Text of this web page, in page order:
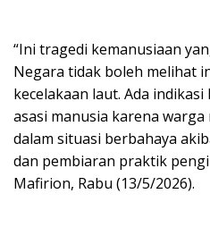
“Ini tragedi kemanusiaan
Negara tidak boleh melihat
kecelakaan laut. Ada
asasi manusia karena
dalam situasi berbahaya
dan pembiaran praktik
Mafirion, Rabu (13/5/2026).